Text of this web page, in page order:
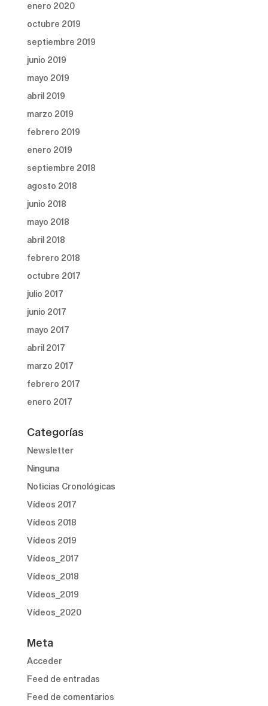
enero 2020
octubre 2019
septiembre 2019
junio 2019
mayo 2019
abril 2019
marzo 2019
febrero 2019
enero 2019
septiembre 2018
agosto 2018
junio 2018
mayo 2018
abril 2018
febrero 2018
octubre 2017
julio 2017
junio 2017
mayo 2017
abril 2017
marzo 2017
febrero 2017
enero 2017
Categorías
Newsletter
Ninguna
Noticias Cronológicas
Vídeos 2017
Vídeos 2018
Vídeos 2019
Vídeos_2017
Vídeos_2018
Vídeos_2019
Vídeos_2020
Meta
Acceder
Feed de entradas
Feed de comentarios